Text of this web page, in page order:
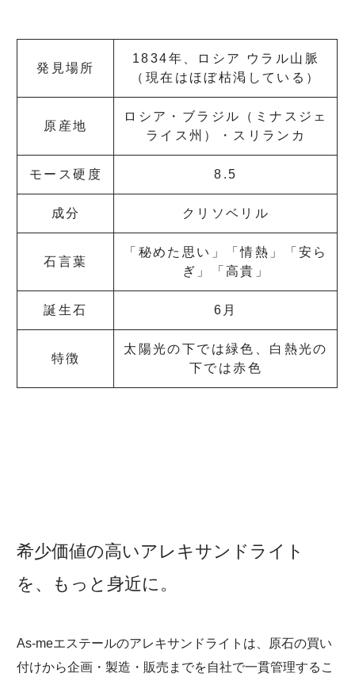
発見場所
1834年、ロシア ウラル山脈
（現在はほぼ枯渇している）
原産地
ロシア・ブラジル（ミナスジェ
ライス州）・スリランカ
モース硬度 8.5
成分 クリソベリル
石言葉
「秘めた思い」「情熱」「安ら
ぎ」「高貴」
誕生石 6月
特徴
太陽光の下では緑色、白熱光の
下では赤色
希少価値の高いアレキサンドライト
を、もっと身近に。
As-meエステールのアレキサンドライトは、原石の買い
付けから企画・製造・販売までを自社で一貫管理するこ